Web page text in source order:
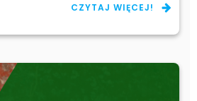
CZYTAJ WIĘCEJ!